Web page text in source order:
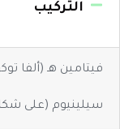
التركيب
فيتامين هـ (ألفا
سيلينيوم (على